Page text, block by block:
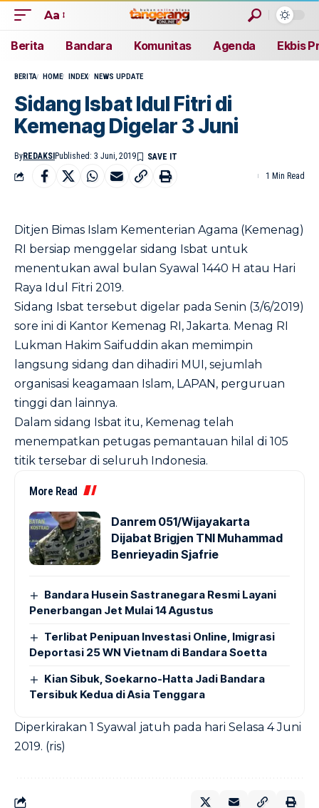
Aa
Berita Bandara Komunitas Agenda Ekbis
BERITA HOME INDEX NEWS UPDATE
Sidang Isbat Idul Fitri di
Kemenag Digelar 3 Juni
ByREDAKSI Published: 3 Juni, 2019
1 Min Read
Ditjen Bimas Islam Kementerian Agama (Kemenag)
RI bersiap menggelar sidang Isbat untuk
menentukan awal bulan Syawal 1440 H atau Hari
Raya Idul Fitri 2019.
Sidang Isbat tersebut digelar pada Senin (3/6/2019)
sore ini di Kantor Kemenag RI, Jakarta. Menag RI
Lukman Hakim Saifuddin akan memimpin
langsung sidang dan dihadiri MUI, sejumlah
organisasi keagamaan Islam, LAPAN, perguruan
tinggi dan lainnya.
Dalam sidang Isbat itu, Kemenag telah
menempatkan petugas pemantauan hilal di 105
titik tersebar di seluruh Indonesia.
More Read
Danrem 051/Wijayakarta
Dijabat Brigjen TNI Muhammad
Benrieyadin Sjafrie
Bandara Husein Sastranegara Resmi Layani
Penerbangan Jet Mulai 14 Agustus
Terlibat Penipuan Investasi Online, Imigrasi
Deportasi 25 WN Vietnam di Bandara Soetta
Kian Sibuk, Soekarno-Hatta Jadi Bandara
Tersibuk Kedua di Asia Tenggara
Diperkirakan 1 Syawal jatuh pada hari Selasa 4 Juni
2019. (ris)